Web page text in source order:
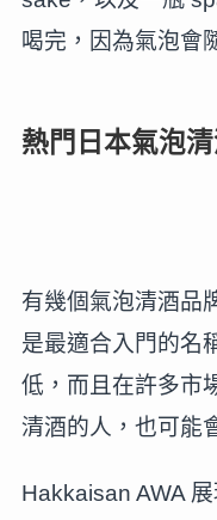
喝完，因為氣泡會
熱門日本氣泡
有幾個氣泡清酒品
是最適合入門的名
低，而且在許多市
清酒的人，也可能
Hakkaisan AWA